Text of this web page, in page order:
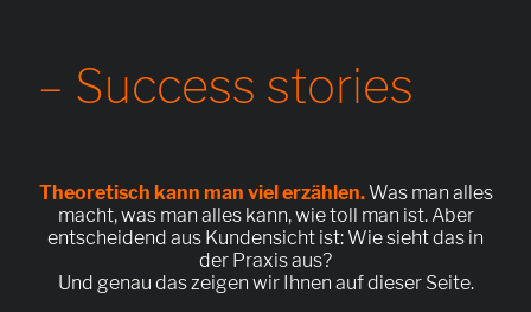
– Success stories
Theoretisch kann man viel erzählen.Was man alles
macht, was man alles kann, wie toll man ist. Aber
entscheidend aus Kundensicht ist: Wie sieht das in
der Praxis aus?
Und genau das zeigen wir Ihnen auf dieser Seite.